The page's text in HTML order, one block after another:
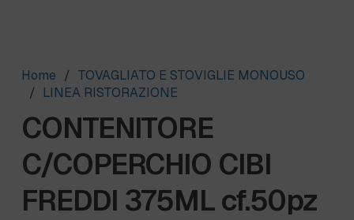
Home / TOVAGLIATO E STOVIGLIE MONOUSO
/
LINEA RISTORAZIONE
CONTENITORE
C/COPERCHIO CIBI
FREDDI 375ML cf.50pz